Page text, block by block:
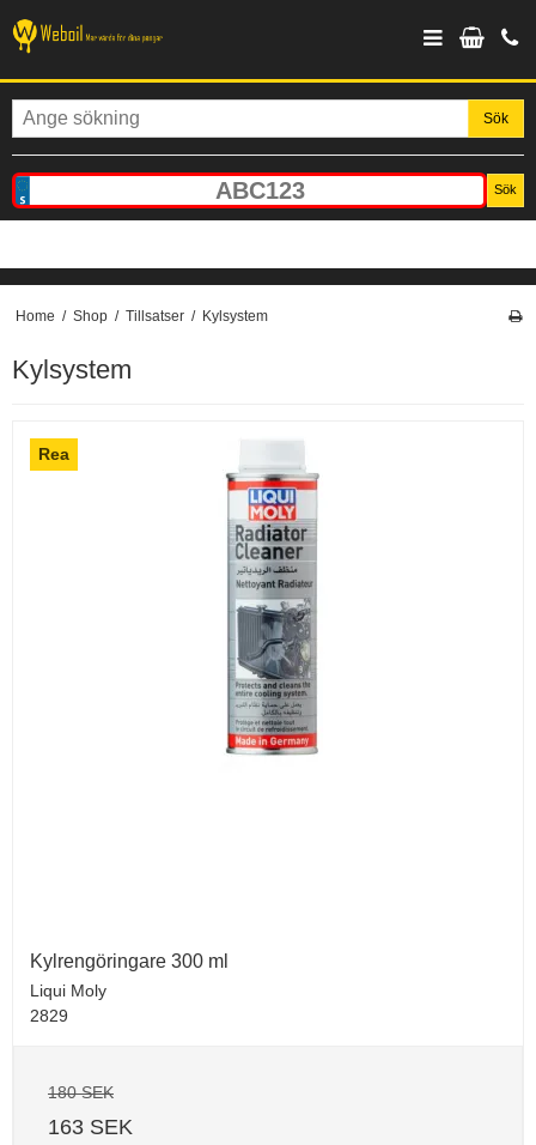
Sök
Sök
Home / Shop / Tillsatser / Kylsystem
Kylsystem
Rea
Kylrengöringare 300 ml
Liqui Moly
2829
180 SEK
163 SEK